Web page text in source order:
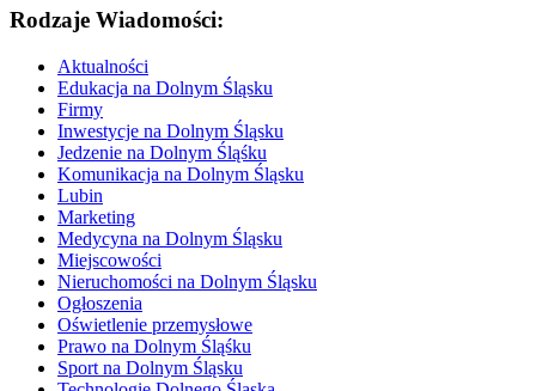
Rodzaje Wiadomości:
Aktualności
Edukacja na Dolnym Śląsku
Firmy
Inwestycje na Dolnym Śląsku
Jedzenie na Dolnym Śląśku
Komunikacja na Dolnym Śląsku
Lubin
Marketing
Medycyna na Dolnym Śląsku
Miejscowości
Nieruchomości na Dolnym Śląsku
Ogłoszenia
Oświetlenie przemysłowe
Prawo na Dolnym Śląśku
Sport na Dolnym Śląsku